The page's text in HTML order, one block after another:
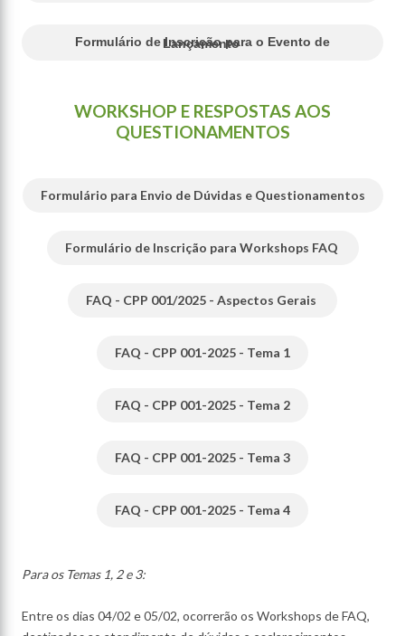
Formulário de Inscrição para o Evento de Lançamento
WORKSHOP E RESPOSTAS AOS
QUESTIONAMENTOS
Formulário para Envio de Dúvidas e Questionamentos
Formulário de Inscrição para Workshops FAQ
FAQ - CPP 001/2025 - Aspectos Gerais
FAQ - CPP 001-2025 - Tema 1
FAQ - CPP 001-2025 - Tema 2
FAQ - CPP 001-2025 - Tema 3
FAQ - CPP 001-2025 - Tema 4
Para os Temas 1, 2 e 3:
Entre os dias 04/02 e 05/02, ocorrerão os Workshops de FAQ,